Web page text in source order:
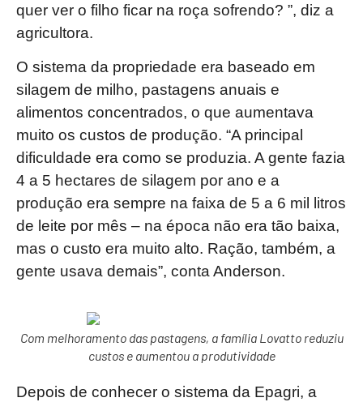
quer ver o filho ficar na roça sofrendo? ”, diz a
agricultora.
O sistema da propriedade era baseado em
silagem de milho, pastagens anuais e
alimentos concentrados, o que aumentava
muito os custos de produção. “A principal
dificuldade era como se produzia. A gente fazia
4 a 5 hectares de silagem por ano e a
produção era sempre na faixa de 5 a 6 mil litros
de leite por mês – na época não era tão baixa,
mas o custo era muito alto. Ração, também, a
gente usava demais”, conta Anderson.
Com melhoramento das pastagens, a família Lovatto reduziu
custos e aumentou a produtividade
Depois de conhecer o sistema da Epagri, a